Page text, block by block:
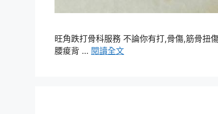
旺角跌打骨科服務 不論你有打,骨傷,筋骨扭
腰痠背 … 閱讀全文